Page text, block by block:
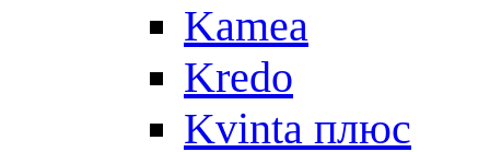
Kamea
Kredo
Kvinta плюс